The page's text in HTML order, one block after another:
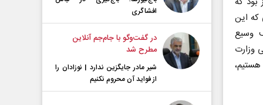
که این
وسیع
وزارت
افشاگری
در گفت‌و‌گو با جام‌جم آنلاین
مطرح شد
شیر مادر جایگزین ندارد | نوزادان را
از فواید آن محروم نکنیم